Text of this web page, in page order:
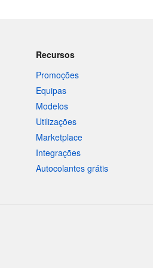
Recursos
Promoções
Equipas
Modelos
Utilizações
Marketplace
Integrações
Autocolantes grátis